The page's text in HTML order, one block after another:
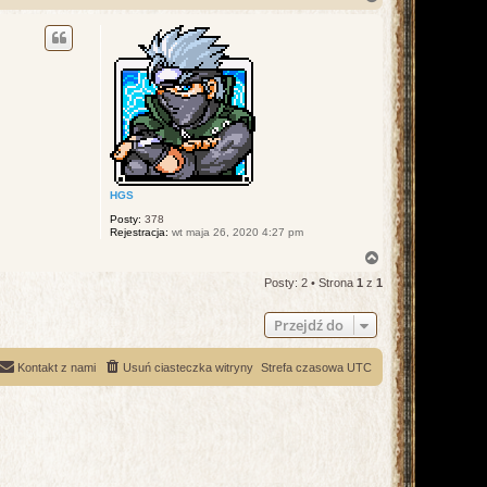
a
HGS
Posty: 378
Rejestracja: wt maja 26, 2020 4:27 pm
g
Posty: 2 • Strona 1 z 1
Przejdź do
Strefa czasowa UTC
Usuń ciasteczka witryny
Kontakt z nami